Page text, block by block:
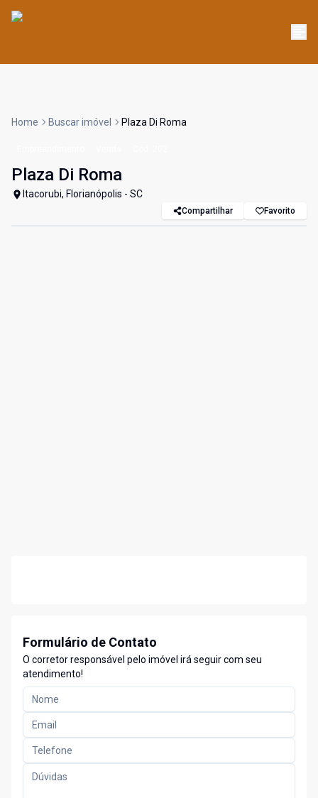
Home Buscar imóvel Plaza Di Roma
Plaza Di Roma
Itacorubi, Florianópolis - SC
Compartilhar Favorito
Formulário de Contato
O corretor responsável pelo imóvel irá seguir com seu
atendimento!